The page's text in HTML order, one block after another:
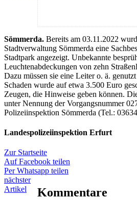
Sömmerda. Bereits am 03.11.2022
Stadtverwaltung Sömmerda eine
Stadtpark angezeigt. Unbekannte
Leuchtenabdeckungen von zehn
Dazu müssen sie eine Leiter o. ä.
Schaden wurde auf etwa 3.500 Euro
Zeugen, die Hinweise geben können.
unter Nennung der Vorgangsnummer
Polizeiinspektion Sömmerda (Tel.:
Landespolizeiinspektion Erfurt
Zur Startseite
Auf Facebook teilen
Per Whatsapp teilen
nächster
Artikel
Kommentare